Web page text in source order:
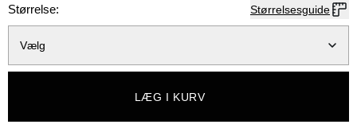
Størrelse: Størrelsesguide
Vælg
LÆG I KURV